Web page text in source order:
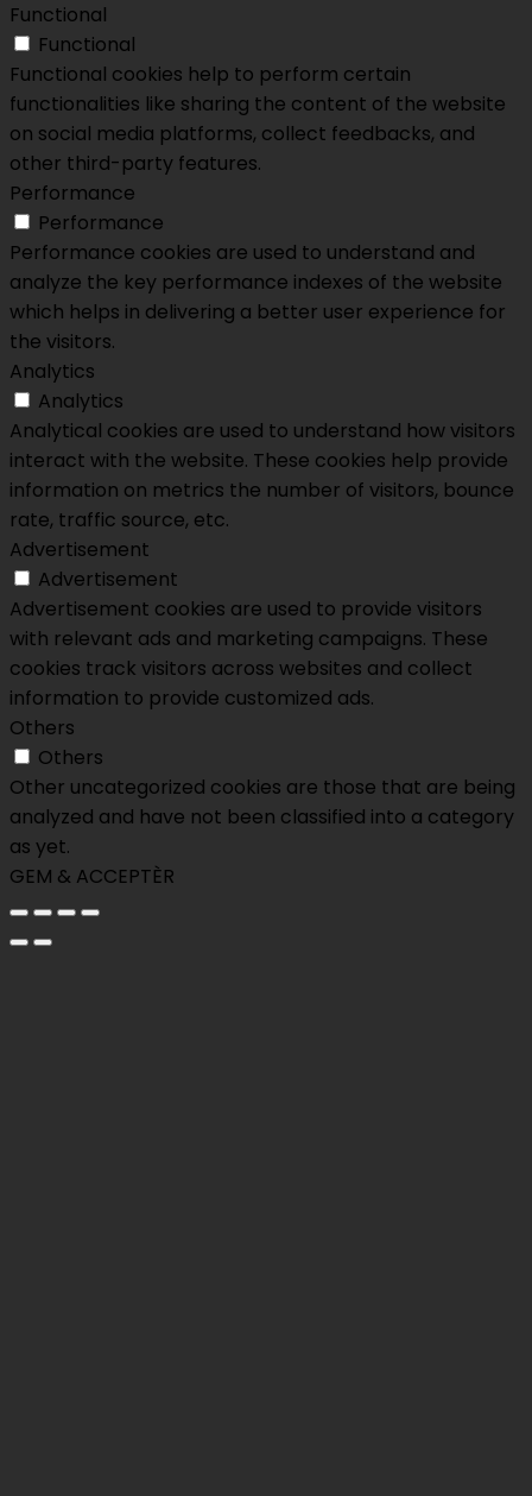
Functional
Functional
Functional cookies help to perform certain
functionalities like sharing the content of the website
on social media platforms, collect feedbacks, and
other third-party features.
Performance
Performance
Performance cookies are used to understand and
analyze the key performance indexes of the website
which helps in delivering a better user experience for
the visitors.
Analytics
Analytics
Analytical cookies are used to understand how visitors
interact with the website. These cookies help provide
information on metrics the number of visitors, bounce
rate, traffic source, etc.
Advertisement
Advertisement
Advertisement cookies are used to provide visitors
with relevant ads and marketing campaigns. These
cookies track visitors across websites and collect
information to provide customized ads.
Others
Others
Other uncategorized cookies are those that are being
analyzed and have not been classified into a category
as yet.
GEM & ACCEPTÈR